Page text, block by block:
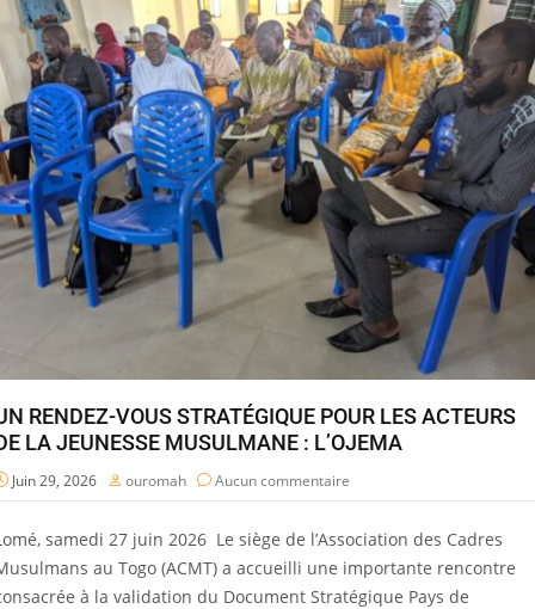
RENDEZ-VOUS STRATÉGIQUE POUR LES ACTEURS
LA JEUNESSE MUSULMANE : L’OJEMA
Juin 29, 2026 ouromah Aucun commentaire
samedi 27 juin 2026 Le siège de l’Association des Cadres
au Togo (ACMT) a accueilli une importante rencontre
à la validation du Document Stratégique Pays de